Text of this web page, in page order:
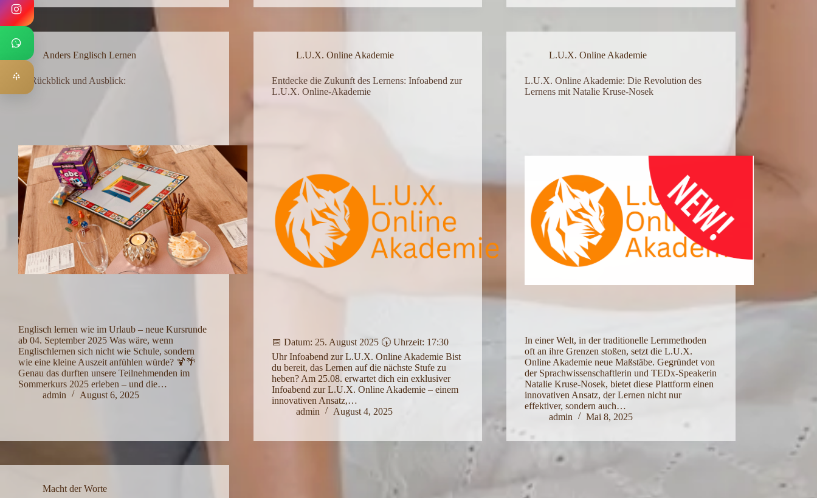
Anders Englisch Lernen
🎉 Rückblick und Ausblick:
Englisch lernen wie im Urlaub – neue Kursrunde
ab 04. September 2025 Was wäre, wenn
Englischlernen sich nicht wie Schule, sondern
wie eine kleine Auszeit anfühlen würde? 🍹🌴
Genau das durften unsere Teilnehmenden im
Sommerkurs 2025 erleben – und die…
admin
August 6, 2025
L.U.X. Online Akademie
Entdecke die Zukunft des Lernens: Infoabend zur
L.U.X. Online-Akademie
📅 Datum: 25. August 2025 🕠 Uhrzeit: 17:30
Uhr Infoabend zur L.U.X. Online Akademie Bist
du bereit, das Lernen auf die nächste Stufe zu
heben? Am 25.08. erwartet dich ein exklusiver
Infoabend zur L.U.X. Online Akademie – einem
innovativen Ansatz,…
admin
August 4, 2025
L.U.X. Online Akademie
L.U.X. Online Akademie: Die Revolution des
Lernens mit Natalie Kruse-Nosek
In einer Welt, in der traditionelle Lernmethoden
oft an ihre Grenzen stoßen, setzt die L.U.X.
Online Akademie neue Maßstäbe. Gegründet von
der Sprachwissenschaftlerin und TEDx-Speakerin
Natalie Kruse-Nosek, bietet diese Plattform einen
innovativen Ansatz, der Lernen nicht nur
effektiver, sondern auch…
admin
Mai 8, 2025
Macht der Worte